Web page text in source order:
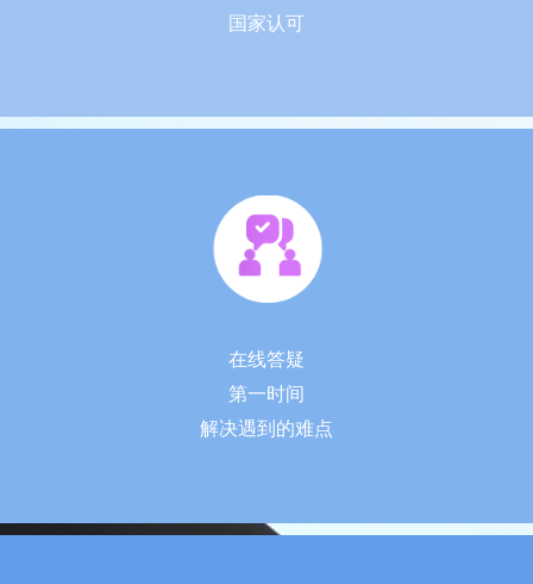
国家认可
在线答疑
第一时间
解决遇到的难点